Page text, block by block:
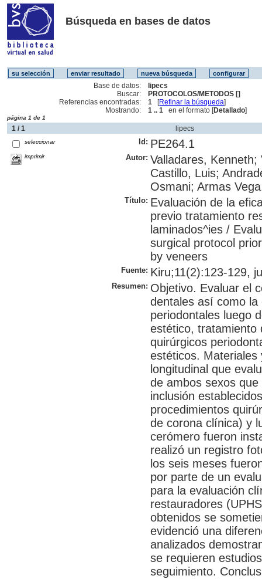
Búsqueda en bases de datos
Base de datos:
lipecs
Buscar:
PROTOCOLOS/METODOS []
Referencias encontradas:
1 [Refinar la búsqueda]
Mostrando:
1 .. 1 en el formato [Detallado]
página 1 de 1
1 / 1 lipecs
seleccionar
imprimir
Id: PE264.1
Autor: Valladares,
Castillo, Luis;
Osmani; Armas
Título: Evaluación de la
previo tratamiento
laminados^ies /
surgical protocol
by veneers
Fuente: Kiru;11(2):123-129,
Resumen: Objetivo. Evaluar el
dentales así como la
periodontales luego
estético, tratamiento
quirúrgicos
estéticos.
longitudinal que
de ambos sexos
inclusión
procedimientos
de corona clínica) y
cerómero fueron
realizó un registro
los seis meses
por parte de un
para la evaluación
restauradores
obtenidos se
evidenció una
analizados
se requieren
seguimiento.